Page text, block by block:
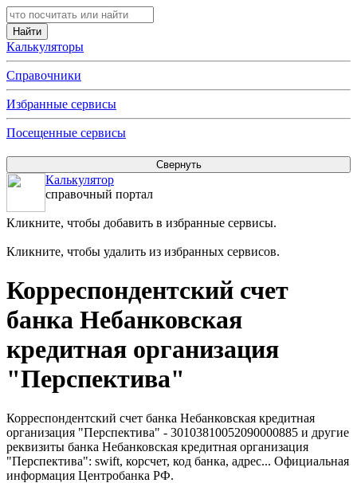
Калькуляторы
Справочники
Избранные сервисы
Посещенные сервисы
Калькулятор
справочный портал
Кликните, чтобы добавить в избранные сервисы.
Кликните, чтобы удалить из избранных сервисов.
Корреспондентский счет
банка Небанковская
кредитная организация
"Перспектива"
Корреспондентский счет банка Небанковская кредитная
организация "Перспектива" - 30103810052090000885 и другие
реквизиты банка Небанковская кредитная организация
"Перспектива": swift, корсчет, код банка, адрес... Официальная
информация Центробанка РФ.